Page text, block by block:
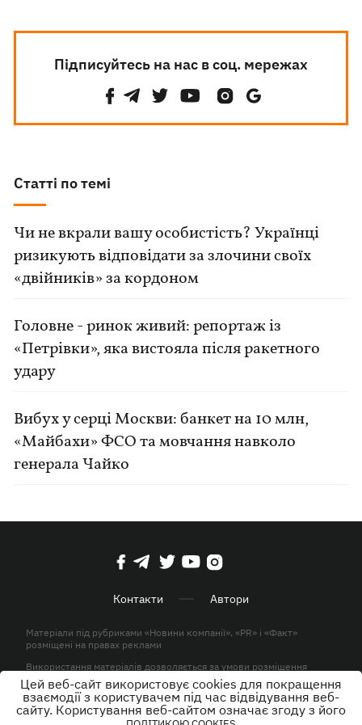
Підписуйтесь на нас в соц. мережах
Статті по темі
Чи не вкрали вашу особистість? Українці
ризикують відповідати за злочини своїх
«двійників» за кордоном
Головне - ринок живий: репортаж із
«Петрівки», яка вистояла після ракетного
удару
Вибух у серці Москви: банкет на 10 млн,
«Майбахи» ФСО та мовчання навколо
генерала Чайко
Контакти Автори
Матеріали під рубриками «Новини компанії», «PR» і «Факт»
розміщені на правах реклами
Використання матеріалів дозволяється за умови розміщення
активного гіперпосилання на KP.UA в першому абзаці.
© ТОВ «ЮЛАВ МЕДІА» 2026. Всі права захищені.
Цей веб-сайт використовує cookies для покращення
взаємодії з користувачем під час відвідування веб-
сайту. Користування веб-сайтом означає згоду з його